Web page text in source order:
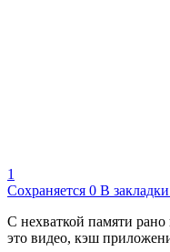
1
Сохраняется 0 В закладки
С нехваткой памяти
это видео, кэш